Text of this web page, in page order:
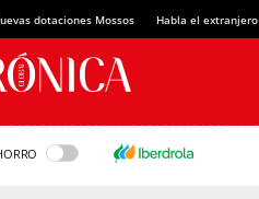
dotaciones Mossos Habla el extranjero